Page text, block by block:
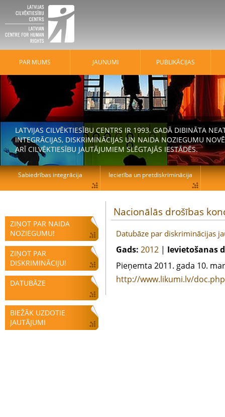
ZIŅOT PAR NAIDA
NOZIEGUMU!
ZIŅOT PAR
DISKRIMINĀCIJU!
DATUBĀZE
BIEŽĀK UZDOTIE
JAUTĀJUMI
Nacionālās drošības
Datubāze par diskriminācijas
Gads: 2012 | Ievietošanas
Pieņemta 2011. gada 10.
http://www.likumi.lv/
PAR MUMS JAUNUMI PUBLIKĀCIJAS
LATVIJAS CILVĒKTIESĪBU CENTRS IR 1993. GADĀ DIBINĀTA
INTEGRĀCIJAS, DISKRIMINĀCIJAS UN NAIDA NOZIEGUMU
ARĪ CILVĒKTIESĪBU JAUTĀJUMIEM SLĒGTAJĀS IESTĀDĒS.
Sabiedrības integrācija Iecietība un pretdiskriminācija